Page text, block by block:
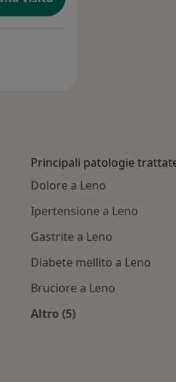
Principali patologie
Dolore a Leno
Ipertensione a Leno
Gastrite a Leno
Diabete mellito a Leno
Bruciore a Leno
Altro (5)